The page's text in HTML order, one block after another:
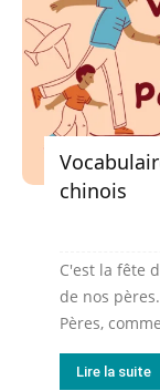
chinois
C'est la fête
de nos
Pères,
Lire la suite